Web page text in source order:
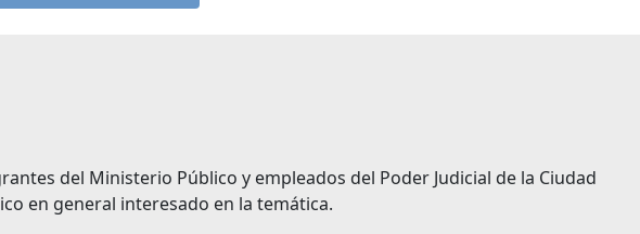
del Ministerio Público y empleados del Poder Judicial de la Ciudad
en general interesado en la temática.